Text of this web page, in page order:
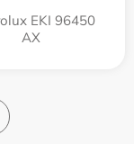
EKI 96450
AX